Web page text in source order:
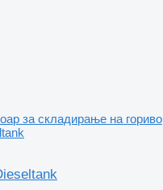
за складирање на гориво